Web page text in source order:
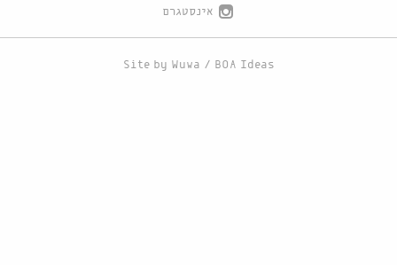
אינסטגרם
Site by Wuwa / BOA Ideas